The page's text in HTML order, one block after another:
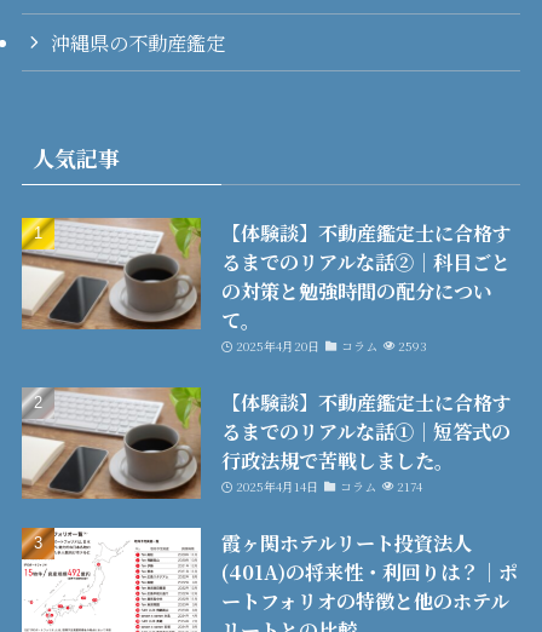
沖縄県の不動産鑑定
人気記事
【体験談】不動産鑑定士に合格す
るまでのリアルな話②│科目ごと
の対策と勉強時間の配分につい
て。
2025年4月20日 コラム 2593
【体験談】不動産鑑定士に合格す
るまでのリアルな話①│短答式の
行政法規で苦戦しました。
2025年4月14日 コラム 2174
霞ヶ関ホテルリート投資法人
(401A)の将来性・利回りは？│ポ
ートフォリオの特徴と他のホテル